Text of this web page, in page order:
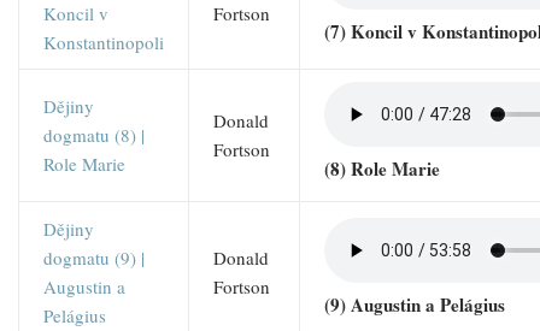
Koncil v
Konstantinopoli
Fortson
(7) Koncil v
Dějiny
dogmatu (8) |
Role Marie
Donald
Fortson
(8) Role Marie
Dějiny
dogmatu (9) |
Augustin a
Pelágius
Donald
Fortson
(9) Augustin a Pelágius